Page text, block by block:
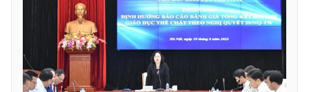
Vươn mình bằng AI
VTV8
Liên hệ tòa soạn English